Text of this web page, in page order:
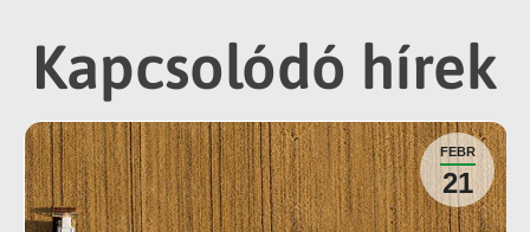
Kapcsolódó hírek
FEBR
21